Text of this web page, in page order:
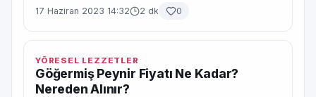
17 Haziran 2023 14:32 2 dk 0
YÖRESEL LEZZETLER
Göğermiş Peynir Fiyatı Ne Kadar?
Nereden Alınır?